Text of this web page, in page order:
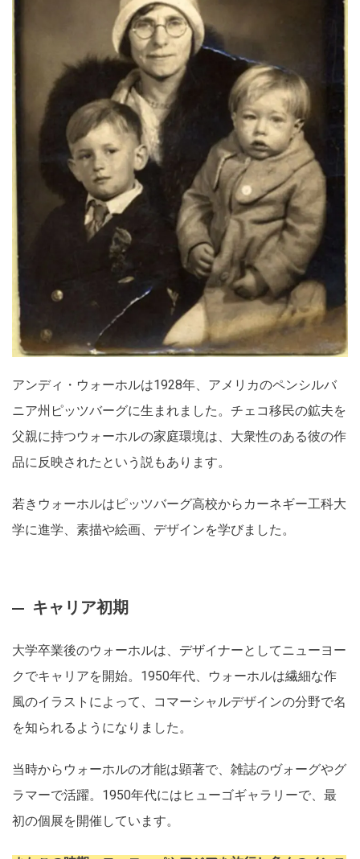
アンディ・ウォーホルは1928年、アメリカのペンシルバ
ニア州ピッツバーグに生まれました。チェコ移民の鉱夫を
父親に持つウォーホルの家庭環境は、大衆性のある彼の作
品に反映されたという説もあります。
若きウォーホルはピッツバーグ高校からカーネギー工科大
学に進学、素描や絵画、デザインを学びました。
キャリア初期
大学卒業後のウォーホルは、デザイナーとしてニューヨー
クでキャリアを開始。1950年代、ウォーホルは繊細な作
風のイラストによって、コマーシャルデザインの分野で名
を知られるようになりました。
当時からウォーホルの才能は顕著で、雑誌のヴォーグやグ
ラマーで活躍。1950年代にはヒューゴギャラリーで、最
初の個展を開催しています。